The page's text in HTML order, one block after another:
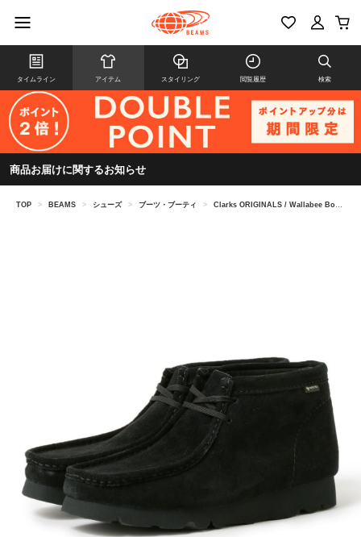
タイムライン アイテム スタイリング 閲覧履歴 検索
商品お届けに関するお知らせ
TOP > BEAMS > シューズ > ブーツ・ブーティ > Clarks ORIGINALS / Wallabee Boot GORE-TEX（R）